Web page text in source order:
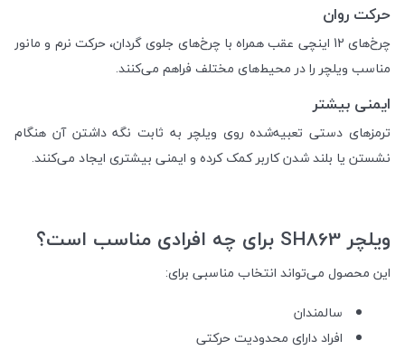
حرکت روان
چرخ‌های 12 اینچی عقب همراه با چرخ‌های جلوی گردان، حرکت نرم و مانور
مناسب ویلچر را در محیط‌های مختلف فراهم می‌کنند.
ایمنی بیشتر
ترمزهای دستی تعبیه‌شده روی ویلچر به ثابت نگه داشتن آن هنگام
نشستن یا بلند شدن کاربر کمک کرده و ایمنی بیشتری ایجاد می‌کنند.
ویلچر SH863 برای چه افرادی مناسب است؟
این محصول می‌تواند انتخاب مناسبی برای:
سالمندان
افراد دارای محدودیت حرکتی